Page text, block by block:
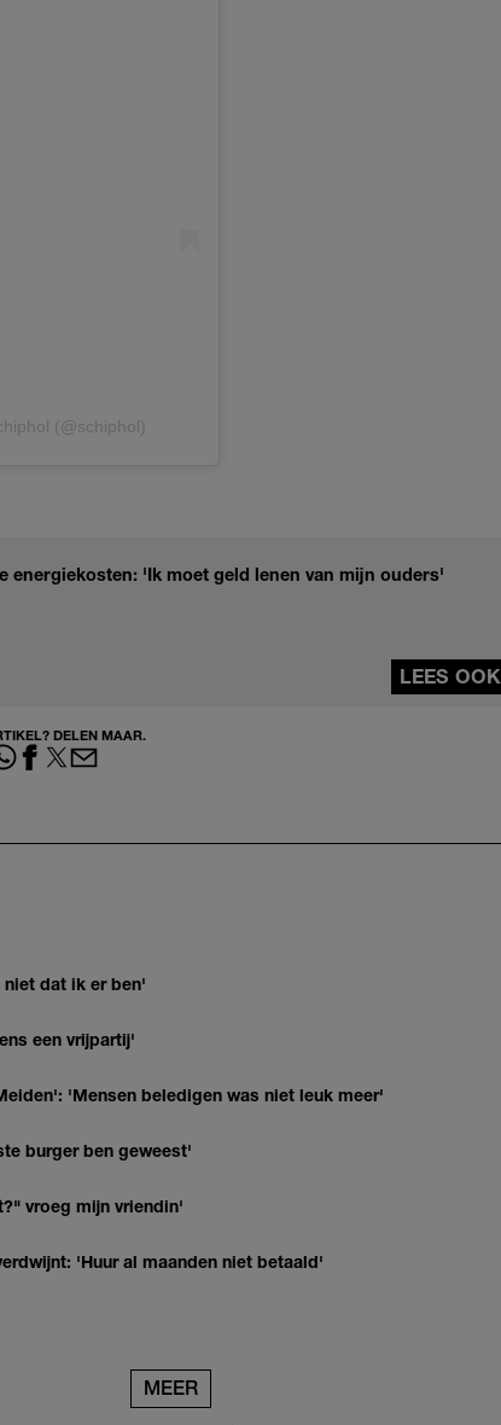
(@schiphol)
energiekosten: 'Ik moet geld lenen van mijn ouders'
LEES OOK
DELEN MAAR.
dat ik er ben'
een vrijpartij'
'Mensen beledigen was niet leuk meer'
burger ben geweest'
vroeg mijn vriendin'
'Huur al maanden niet betaald'
MEER